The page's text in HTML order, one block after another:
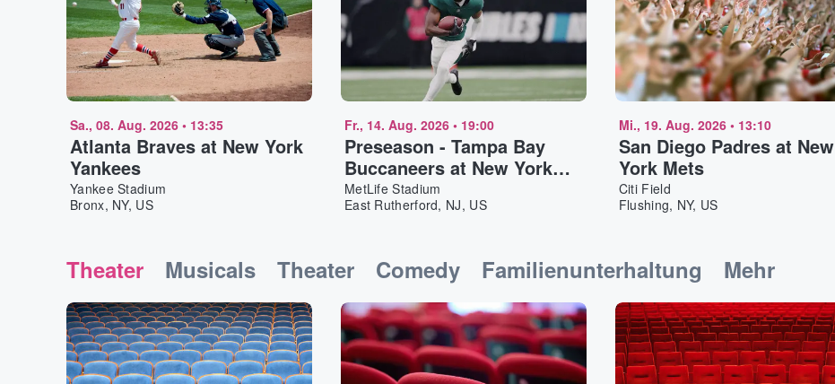
Sa., 08. Aug. 2026 • 13:35
Atlanta Braves at New York
Yankees
Yankee Stadium
Bronx, NY, US
Fr., 14. Aug. 2026• 19:00
Preseason - Tampa Bay
Buccaneers at New York
Jets
MetLife Stadium
East Rutherford, NJ, US
Mi., 19. Aug. 2026• 13:10
San Diego Padres at New
York Mets
Citi Field
Flushing, NY, US
Theater Musicals Theater Comedy Familienunterhaltung Mehr